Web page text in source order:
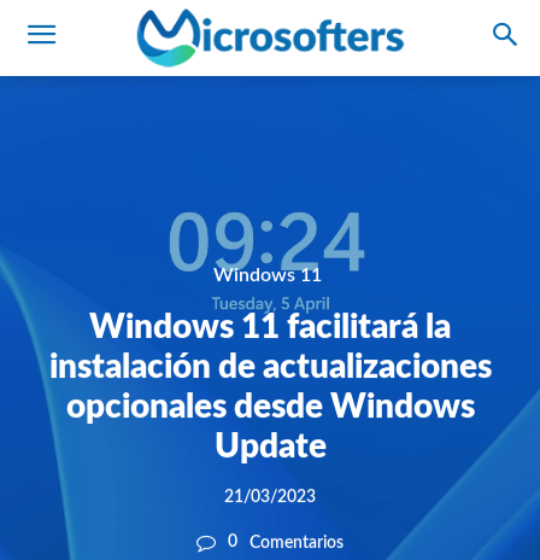
Windows 11
Windows 11 facilitará la
instalación de actualizaciones
opcionales desde Windows
Update
21/03/2023
0 Comentarios